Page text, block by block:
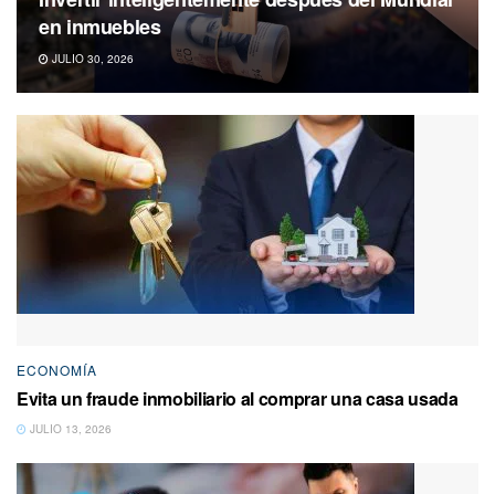
en inmuebles
JULIO 30, 2026
ECONOMÍA
Evita un fraude inmobiliario al comprar una casa usada
JULIO 13, 2026